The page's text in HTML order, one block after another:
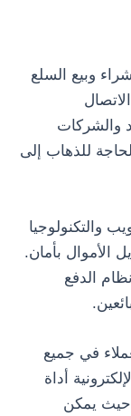
وبيع السلع
والشركات
للذهاب إلى
والتكنولوجيا
الأموال بأمان.
الدفع
في جميع
أداة
حيث يمكن